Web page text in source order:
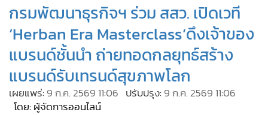
• ภาคใต้
ภูมิภาค
Online Section
• บันเทิง
• ผู้จัดการรายวัน
• คอลัมนิสต์
กรมพัฒนาธุรกิจฯ ร่วม สสว. เปิดเวที
‘Herban Era Masterclass’ดึงเจ้าของ
แบรนด์ชั้นนำ ถ่ายทอดกลยุทธ์สร้าง
แบรนด์รับเทรนด์สุขภาพโลก
เผยแพร่: 9 ก.ค. 2569 11:06 ปรับปรุง: 9 ก.ค. 2569 11:06
โดย: ผู้จัดการออนไลน์